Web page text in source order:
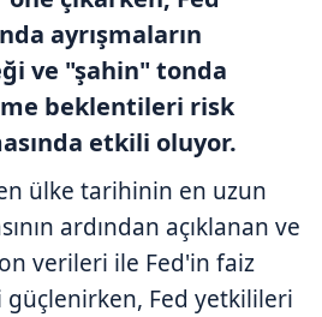
ayrışmaların
ve "şahin" tonda
beklentileri risk
etkili oluyor.
ülke tarihinin en uzun
ardından açıklanan ve
verileri ile Fed'in faiz
Fed yetkilileri